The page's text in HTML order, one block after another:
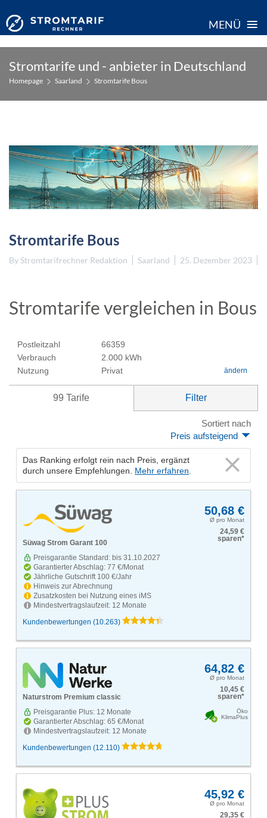
MENÜ ≡
content
Stromtarife und - anbieter in Deutschland
Homepage Saarland Stromtarife Bous
Stromtarife Bous
By Stromtarifrechner Redaktion Saarland 25. Dezember 2023
Stromtarife vergleichen in Bous